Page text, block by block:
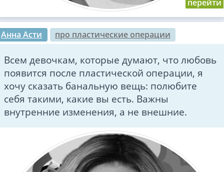
Анна Асти про пластические операции
Всем девочкам, которые думают, что любовь
появится после пластической операции, я
хочу сказать банальную вещь: полюбите
себя такими, какие вы есть. Важны
внутренние изменения, а не внешние.